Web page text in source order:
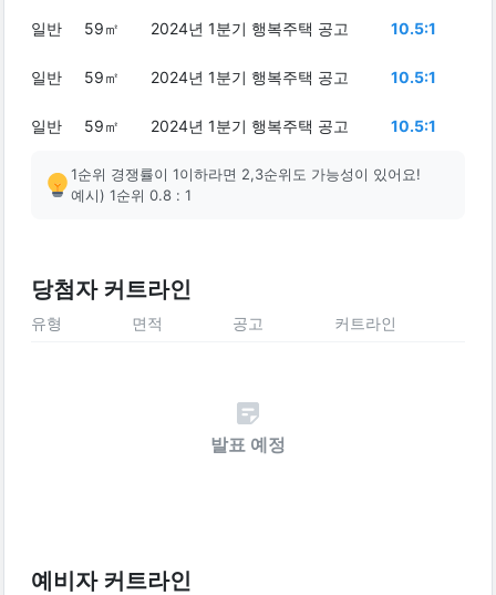
일반 59㎡ 2024년 1분기 행복주택 공고 10.5:1
일반 59㎡ 2024년 1분기 행복주택 공고 10.5:1
일반 59㎡ 2024년 1분기 행복주택 공고 10.5:1
1순위 경쟁률이 1이하라면 2,3순위도 가능성이 있어요!
예시) 1순위 0.8 : 1
당첨자 커트라인
유형 면적 공고 커트라인
발표 예정
예비자 커트라인